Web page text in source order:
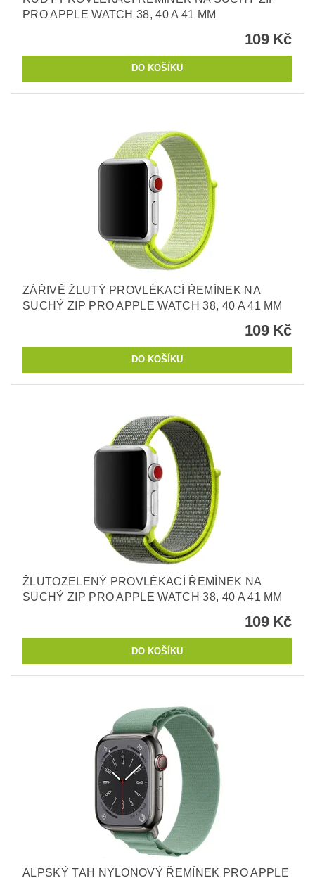
PRO APPLE WATCH 38, 40 A 41 MM
109 Kč
ZÁŘIVĚ ŽLUTÝ PROVLÉKACÍ ŘEMÍNEK NA
SUCHÝ ZIP PRO APPLE WATCH 38, 40 A 41 MM
109 Kč
ŽLUTOZELENÝ PROVLÉKACÍ ŘEMÍNEK NA
SUCHÝ ZIP PRO APPLE WATCH 38, 40 A 41 MM
109 Kč
ALPSKÝ TAH NYLONOVÝ ŘEMÍNEK PRO APPLE